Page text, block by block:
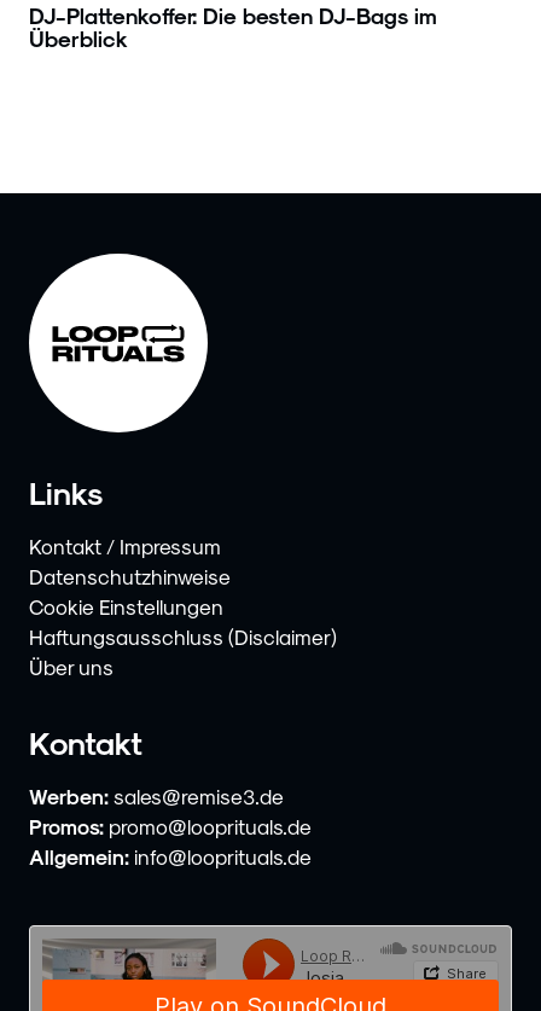
DJ-Plattenkoffer: Die besten DJ-Bags im
Überblick
Links
Kontakt / Impressum
Datenschutzhinweise
Cookie Einstellungen
Haftungsausschluss (Disclaimer)
Über uns
Kontakt
Werben: sales@remise3.de
Promos: promo@looprituals.de
Allgemein: info@looprituals.de